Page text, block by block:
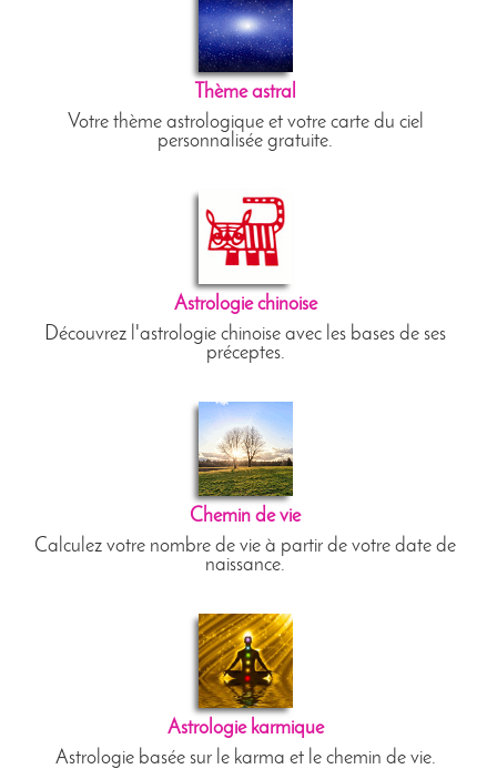
Thème astral
Votre thème astrologique et votre carte du ciel
personnalisée gratuite.
Astrologie chinoise
Découvrez l'astrologie chinoise avec les bases de ses
préceptes.
Chemin de vie
Calculez votre nombre de vie à partir de votre date de
naissance.
Astrologie karmique
Astrologie basée sur le karma et le chemin de vie.